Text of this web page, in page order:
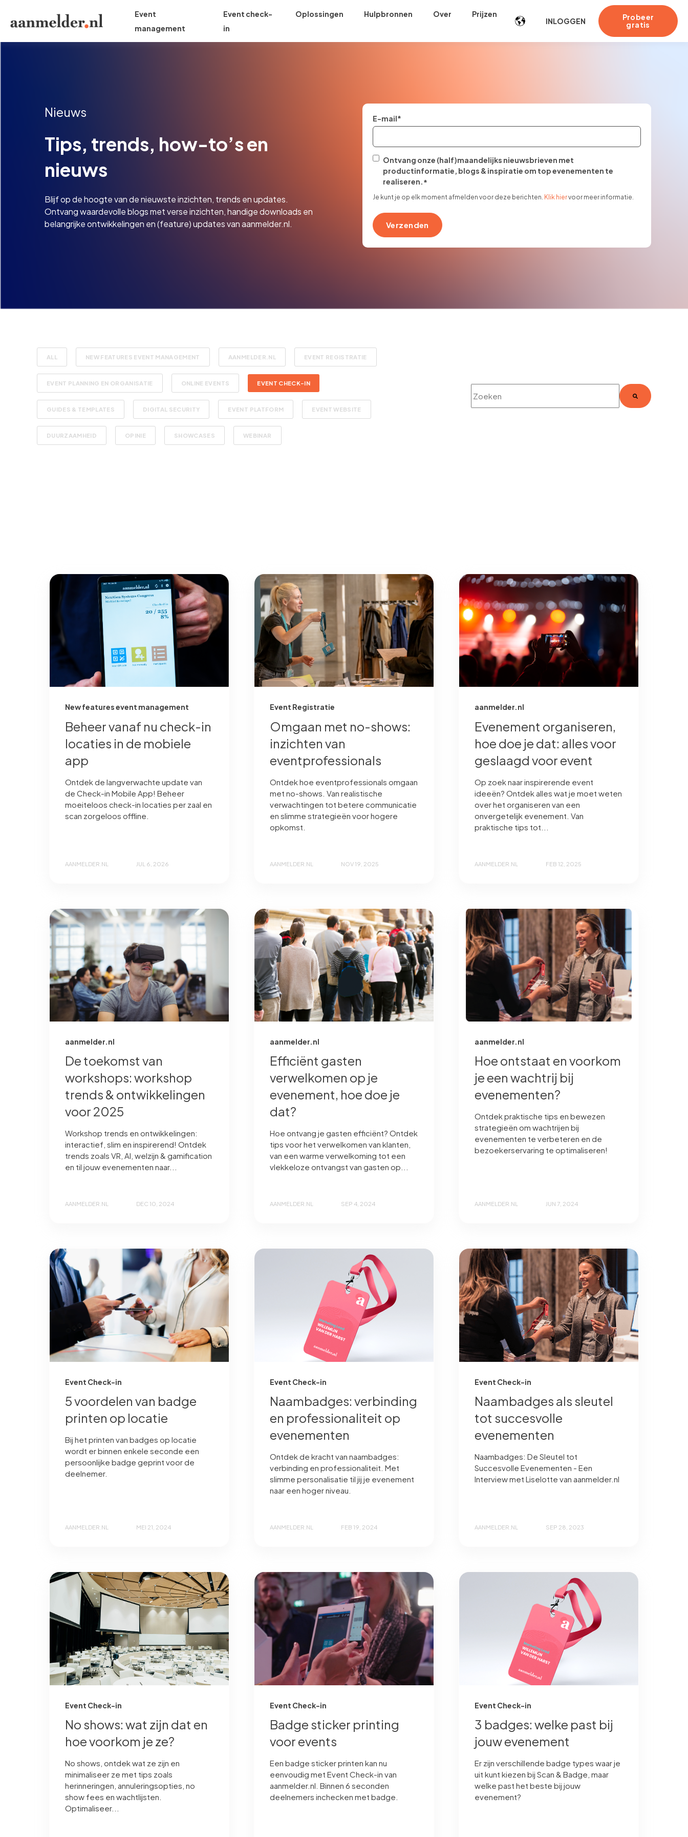
Event
management
Event check-
in
Oplossingen Hulpbronnen Over Prijzen
INLOGGEN
Probeer
gratis
Nieuws
Tips, trends, how-to’s en
nieuws
Blijf op de hoogte van de nieuwste inzichten, trends en updates.
Ontvang waardevolle blogs met verse inzichten, handige downloads en
belangrijke ontwikkelingen en (feature) updates van aanmelder.nl.
E-mail*
Ontvang onze (half)maandelijks nieuwsbrieven met
productinformatie, blogs & inspiratie om top evenementen te
realiseren.*
Je kunt je op elk moment afmelden voor deze berichten. Klik hiervoor meer informatie.
ALL NEW FEATURES EVENT MANAGEMENT AANMELDER.NL EVENT REGISTRATIE
EVENT PLANNING EN ORGANISATIE ONLINE EVENTS EVENT CHECK-IN
GUIDES & TEMPLATES DIGITAL SECURITY EVENT PLATFORM EVENT WEBSITE
DUURZAAMHEID OPINIE SHOWCASES WEBINAR
Dit is een zoekveld waaraan een functie voor automatische
New features event management
Beheer vanaf nu check-in
locaties in de mobiele
app
Ontdek de langverwachte update van
de Check-in Mobile App! Beheer
moeiteloos check-in locaties per zaal en
scan zorgeloos offline.
AANMELDER.NL JUL 6, 2026
Event Registratie
Omgaan met no-shows:
inzichten van
eventprofessionals
Ontdek hoe eventprofessionals omgaan
met no-shows. Van realistische
verwachtingen tot betere communicatie
en slimme strategieën voor hogere
opkomst.
AANMELDER.NL NOV 19, 2025
aanmelder.nl
Evenement organiseren,
hoe doe je dat: alles voor
geslaagd voor event
Op zoek naar inspirerende event
ideeën? Ontdek alles wat je moet weten
over het organiseren van een
onvergetelijk evenement. Van
praktische tips tot...
AANMELDER.NL FEB 12, 2025
aanmelder.nl
De toekomst van
workshops: workshop
trends & ontwikkelingen
voor 2025
Workshop trends en ontwikkelingen:
interactief, slim en inspirerend! Ontdek
trends zoals VR, AI, welzijn & gamification
en til jouw evenementen naar...
AANMELDER.NL DEC 10, 2024
aanmelder.nl
Efficiënt gasten
verwelkomen op je
evenement, hoe doe je
dat?
Hoe ontvang je gasten efficiënt? Ontdek
tips voor het verwelkomen van klanten,
van een warme verwelkoming tot een
vlekkeloze ontvangst van gasten op...
AANMELDER.NL SEP 4, 2024
aanmelder.nl
Hoe ontstaat en voorkom
je een wachtrij bij
evenementen?
Ontdek praktische tips en bewezen
strategieën om wachtrijen bij
evenementen te verbeteren en de
bezoekerservaring te optimaliseren!
AANMELDER.NL JUN 7, 2024
Event Check-in
5 voordelen van badge
printen op locatie
Bij het printen van badges op locatie
wordt er binnen enkele seconde een
persoonlijke badge geprint voor de
deelnemer.
AANMELDER.NL MEI 21, 2024
Event Check-in
Naambadges: verbinding
en professionaliteit op
evenementen
Ontdek de kracht van naambadges:
verbinding en professionaliteit. Met
slimme personalisatie til jij je evenement
naar een hoger niveau.
AANMELDER.NL FEB 19, 2024
Event Check-in
Naambadges als sleutel
tot succesvolle
evenementen
Naambadges: De Sleutel tot
Succesvolle Evenementen - Een
Interview met Liselotte van aanmelder.nl
AANMELDER.NL SEP 28, 2023
Event Check-in
No shows: wat zijn dat en
hoe voorkom je ze?
No shows, ontdek wat ze zijn en
minimaliseer ze met tips zoals
herinneringen, annuleringsopties, no
show fees en wachtlijsten.
Optimaliseer...
Event Check-in
Badge sticker printing
voor events
Een badge sticker printen kan nu
eenvoudig met Event Check-in van
aanmelder.nl. Binnen 6 seconden
deelnemers inchecken met badge.
Event Check-in
3 badges: welke past bij
jouw evenement
Er zijn verschillende badge types waar je
uit kunt kiezen bij Scan & Badge, maar
welke past het beste bij jouw
evenement?